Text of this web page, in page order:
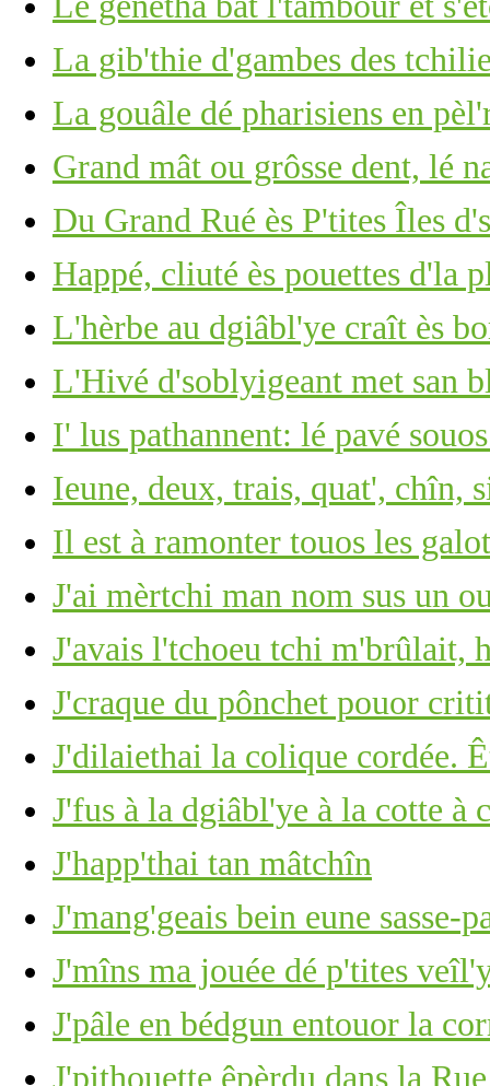
La gib'thie d'gambes des
La gouâle dé pharisiens en
Grand mât ou grôsse dent, lé
Du Grand Rué ès P'tites Îles
Happé, cliuté ès pouettes d'la
L'hèrbe au dgiâbl'ye craît ès
L'Hivé d'soblyigeant met san
I' lus pathannent: lé pavé
Ieune, deux, trais, quat', chîn,
Il est à ramonter touos les
J'ai mèrtchi man nom sus un
J'avais l'tchoeu tchi m'brûlait,
J'craque du pônchet pouor
J'dilaiethai la colique cordée.
J'fus à la dgiâbl'ye à la cotte à
J'happ'thai tan mâtchîn
J'mang'geais bein eune sasse-
J'mîns ma jouée dé p'tites
J'pâle en bédgun entouor la
J'pithouette êpèrdu dans la